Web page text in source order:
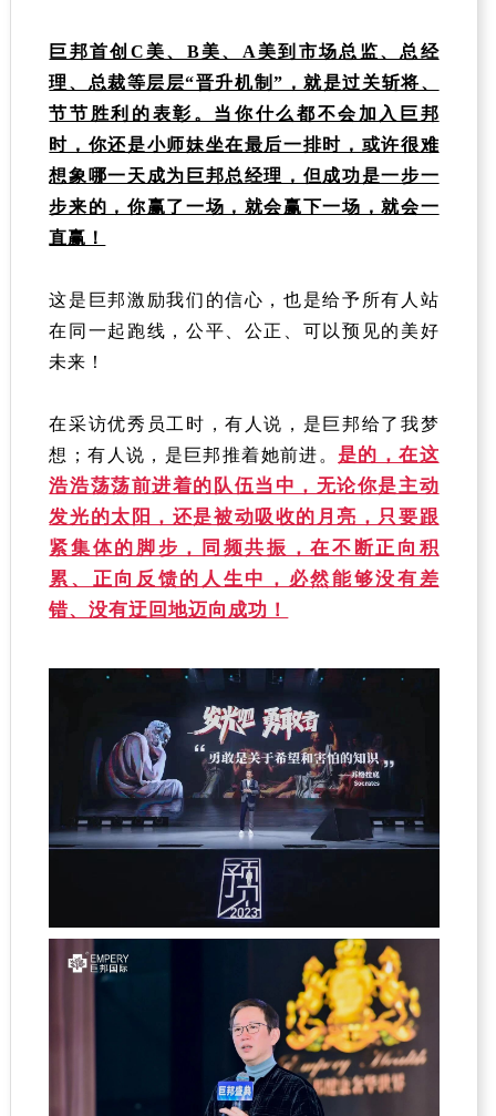
巨邦首创C美、B美、A美到市场总监、总经
理、总裁等层层“晋升机制”，就是过关斩将、
节节胜利的表彰。当你什么都不会加入巨邦
时，你还是小师妹坐在最后一排时，或许很难
想象哪一天成为巨邦总经理，但成功是一步一
步来的，你赢了一场，就会赢下一场，就会一
直赢！
这是巨邦激励我们的信心，也是给予所有人站
在同一起跑线，公平、公正、可以预见的美好
未来！
在采访优秀员工时，有人说，是巨邦给了我梦
想；有人说，是巨邦推着她前进。 是的，在这
浩浩荡荡前进着的队伍当中，无论你是主动
发光的太阳，还是被动吸收的月亮，只要跟
紧集体的脚步，同频共振，在不断正向积
累、正向反馈的人生中，必然能够没有差
错、没有迂回地迈向成功！